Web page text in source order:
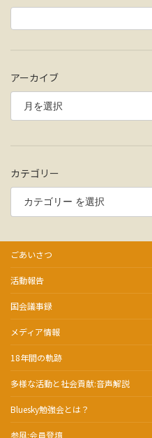
アーカイブ
カテゴリー
ごあいさつ
活動報告
国会議事録
メディア情報
18年間の軌跡
多様な活動と社会貢献:音声解説
Bluesky勉強会とは？
参風:会員登壇